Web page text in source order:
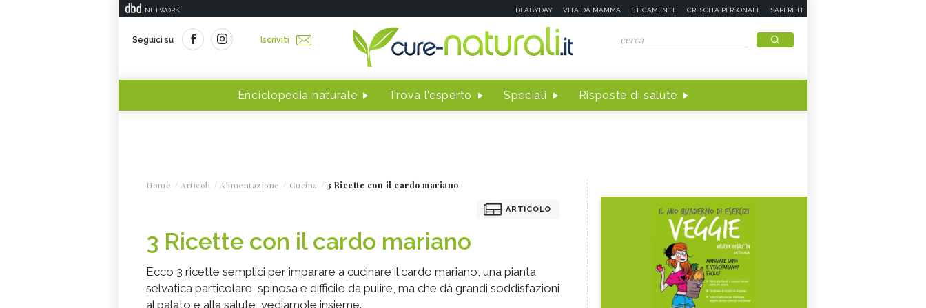
NETWORK DEABYDAY VITA DA MAMMA ETICAMENTE CRESCITA PERSONALE SAPERE.IT
Seguici su Iscriviti
Enciclopedia naturale Trova l'esperto Speciali Risposte di salute
Home Articoli Alimentazione Cucina 3 Ricette con il cardo mariano
ARTICOLO
3 Ricette con il cardo mariano
Ecco 3 ricette semplici per imparare a cucinare il cardo mariano, una pianta
selvatica particolare, spinosa e difficile da pulire, ma che dà grandi soddisfazioni
al palato e alla salute, vediamole insieme.